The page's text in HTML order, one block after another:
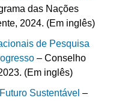
das Nações
2024. (Em inglês)
de Pesquisa
– Conselho
(Em inglês)
Sustentável –